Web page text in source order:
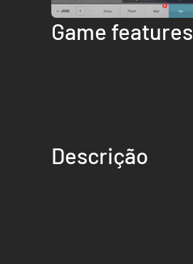
Game features
Descrição